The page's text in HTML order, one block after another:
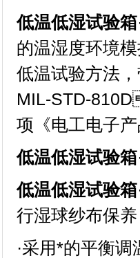
低温低湿试验箱
的温湿度环境模
低温试验方法
MIL-STD-
项《电工电子产
低温低湿试验箱
低温低湿试验箱
行湿球纱布保养
·采用*的平衡调